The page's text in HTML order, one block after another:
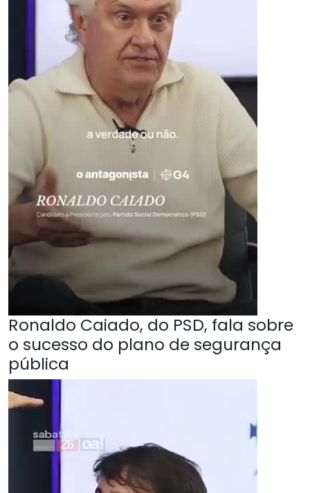
Ronaldo Caiado, do PSD, fala sobre
o sucesso do plano de segurança
pública